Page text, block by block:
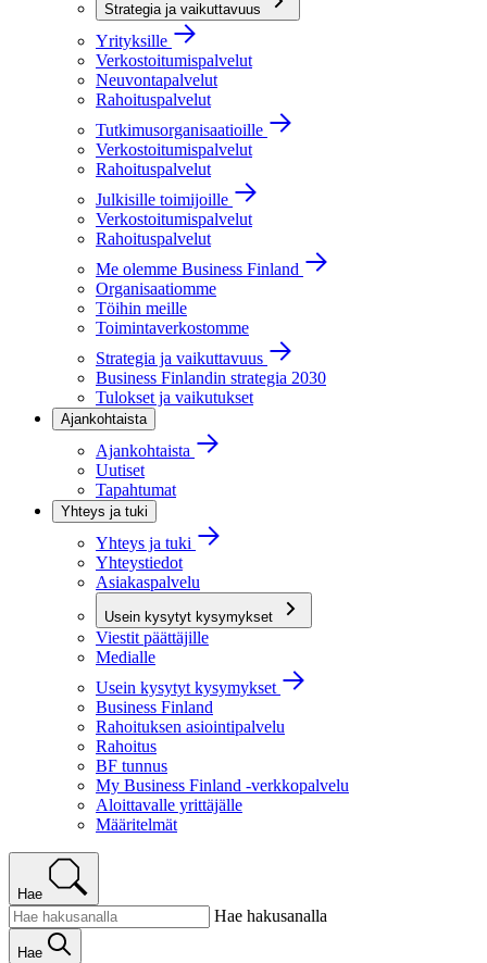
Strategia ja vaikuttavuus
Yrityksille
Verkostoitumispalvelut
Neuvontapalvelut
Rahoituspalvelut
Tutkimusorganisaatioille
Verkostoitumispalvelut
Rahoituspalvelut
Julkisille toimijoille
Verkostoitumispalvelut
Rahoituspalvelut
Me olemme Business Finland
Organisaatiomme
Töihin meille
Toimintaverkostomme
Strategia ja vaikuttavuus
Business Finlandin strategia 2030
Tulokset ja vaikutukset
Ajankohtaista
Ajankohtaista
Uutiset
Tapahtumat
Yhteys ja tuki
Yhteys ja tuki
Yhteystiedot
Asiakaspalvelu
Usein kysytyt kysymykset
Viestit päättäjille
Medialle
Usein kysytyt kysymykset
Business Finland
Rahoituksen asiointipalvelu
Rahoitus
BF tunnus
My Business Finland -verkkopalvelu
Aloittavalle yrittäjälle
Määritelmät
Hae
Hae hakusanalla
Hae